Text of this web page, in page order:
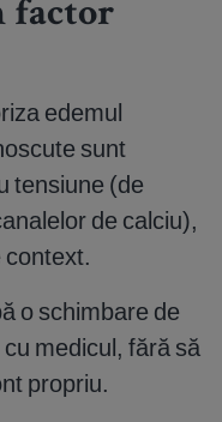
factor
edemul
sunt
tensiune (de
de calciu),
context.
o schimbare de
medicul, fără să
propriu.